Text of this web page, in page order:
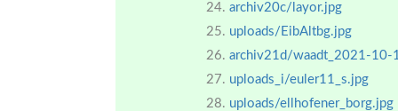
archiv20c/layor.jpg
uploads/EibAltbg.jpg
archiv21d/waadt_2021-10-
uploads_i/euler11_s.jpg
uploads/ellhofener_borg.jpg